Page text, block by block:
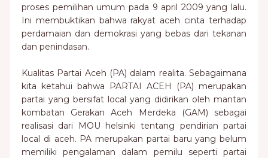
proses pemilihan umum pada 9 april 2009 yang lalu.
Ini membuktikan bahwa rakyat aceh cinta terhadap
perdamaian dan demokrasi yang bebas dari tekanan
dan penindasan.
Kualitas Partai Aceh (PA) dalam realita. Sebagaimana
kita ketahui bahwa PARTAI ACEH (PA) merupakan
partai yang bersifat local yang didirikan oleh mantan
kombatan Gerakan Aceh Merdeka (GAM) sebagai
realisasi dari MOU helsinki tentang pendirian partai
local di aceh. PA merupakan partai baru yang belum
memiliki pengalaman dalam pemilu seperti partai